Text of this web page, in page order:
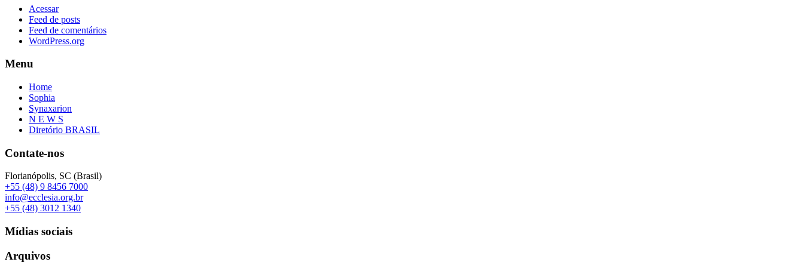
Acessar
Feed de posts
Feed de comentários
WordPress.org
Menu
Home
Sophia
Synaxarion
N E W S
Diretório BRASIL
Contate-nos
Florianópolis, SC (Brasil)
+55 (48) 9 8456 7000
info@ecclesia.org.br
+55 (48) 3012 1340
Mídias sociais
Arquivos